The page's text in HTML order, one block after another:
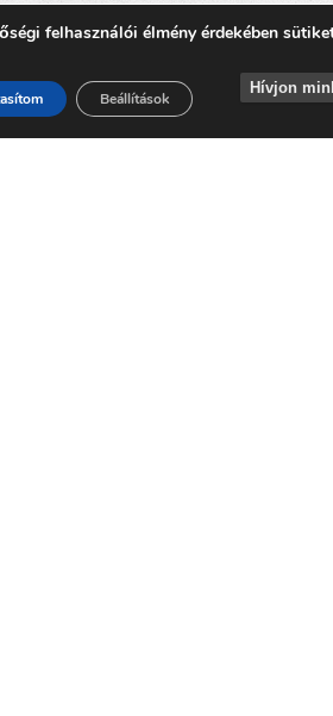
Rigyácon–
minden
felhasználói élmény érdekében
Beállítások
Hívjon